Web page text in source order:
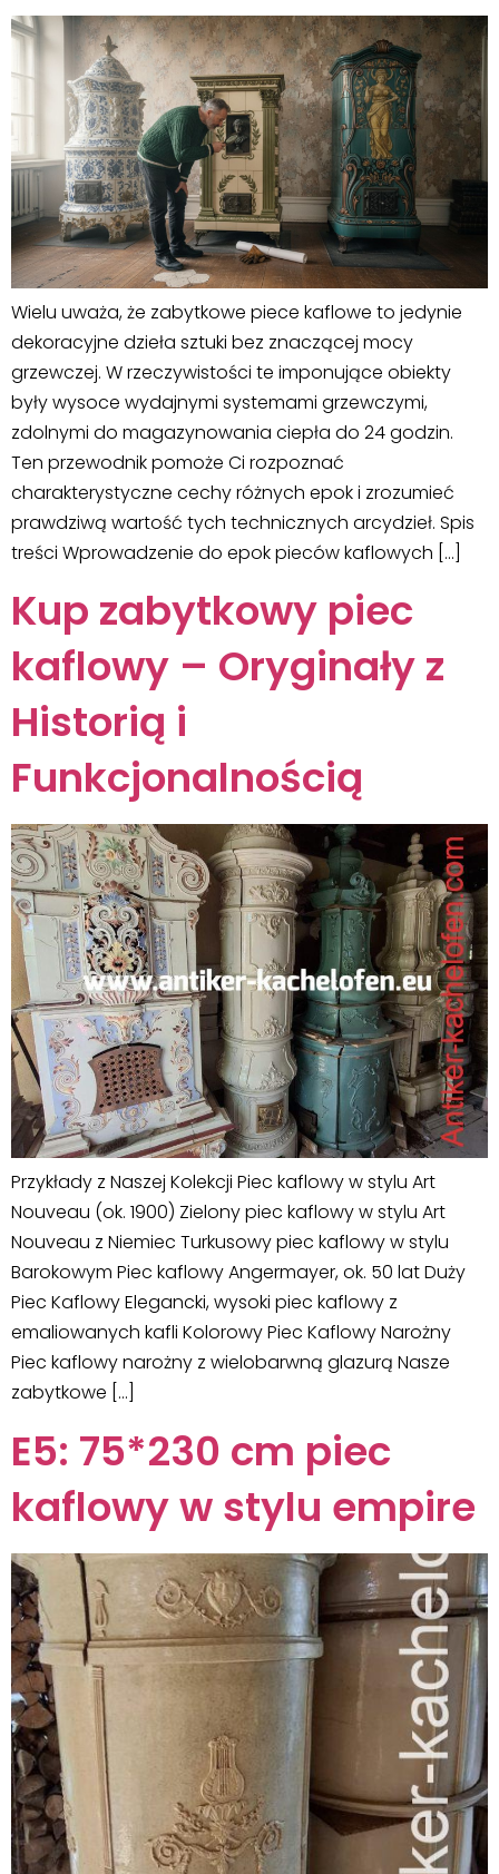
Wielu uważa, że zabytkowe piece kaflowe to jedynie
dekoracyjne dzieła sztuki bez znaczącej mocy
grzewczej. W rzeczywistości te imponujące obiekty
były wysoce wydajnymi systemami grzewczymi,
zdolnymi do magazynowania ciepła do 24 godzin.
Ten przewodnik pomoże Ci rozpoznać
charakterystyczne cechy różnych epok i zrozumieć
prawdziwą wartość tych technicznych arcydzieł. Spis
treści Wprowadzenie do epok pieców kaflowych […]
Kup zabytkowy piec
kaflowy – Oryginały z
Historią i
Funkcjonalnością
Przykłady z Naszej Kolekcji Piec kaflowy w stylu Art
Nouveau (ok. 1900) Zielony piec kaflowy w stylu Art
Nouveau z Niemiec Turkusowy piec kaflowy w stylu
Barokowym Piec kaflowy Angermayer, ok. 50 lat Duży
Piec Kaflowy Elegancki, wysoki piec kaflowy z
emaliowanych kafli Kolorowy Piec Kaflowy Narożny
Piec kaflowy narożny z wielobarwną glazurą Nasze
zabytkowe […]
E5: 75*230 cm piec
kaflowy w stylu empire